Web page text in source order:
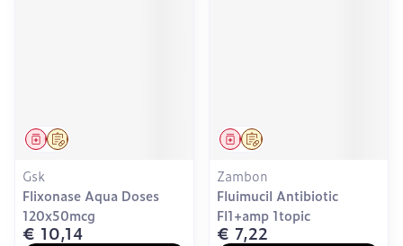
Op voorschrift
Geneesmiddel
Gsk
Flixonase Aqua Doses
120x50mcg
€ 10,14
Op voorschrift
Geneesmiddel
Zambon
Fluimucil Antibiotic
Fl1+amp 1topic
€ 7,22